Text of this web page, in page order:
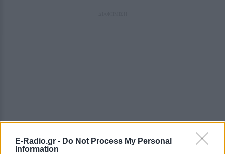
E-Radio.gr - Do Not Process My Personal
Information